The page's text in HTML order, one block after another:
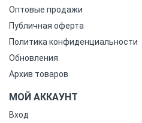
Оптовые продажи
Публичная оферта
Политика конфиденциальности
Обновления
Архив товаров
МОЙ АККАУНТ
Вход